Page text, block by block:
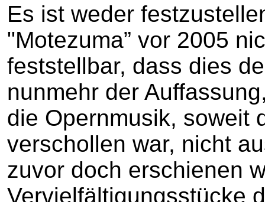
Es ist weder
"Motezuma” vor 2005
feststellbar, dass dies
nunmehr der
die Opernmusik, soweit
verschollen war, nicht
zuvor doch erschienen
Vervielfältigungsstücke